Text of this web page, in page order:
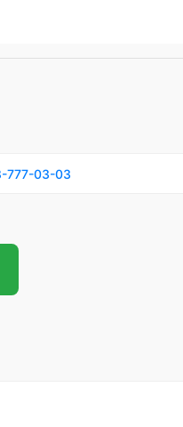
777-03-03